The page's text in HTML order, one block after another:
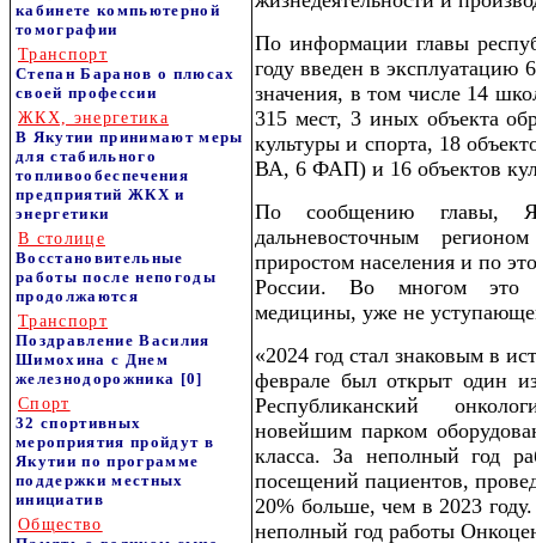
кабинете компьютерной
томографии
Транспорт
Степан Баранов о плюсах
своей профессии
ЖКХ, энергетика
В Якутии принимают меры
для стабильного
топливообеспечения
предприятий ЖКХ и
энергетики
В столице
Восстановительные
работы после непогоды
продолжаются
Транспорт
Поздравление Василия
Шимохина с Днем
железнодорожника [0]
Спорт
32 спортивных
мероприятия пройдут в
Якутии по программе
поддержки местных
инициатив
Общество
По информации главы
году введен в эксплуатацию
значения, в том числе 14
315 мест, 3 иных объекта
культуры и спорта, 18
ВА, 6 ФАП) и 16 объектов
По сообщению главы,
дальневосточным
приростом населения и по
России. Во многом это
медицины, уже не
«2024 год стал знаковым в
феврале был открыт один
Республиканский
новейшим парком
класса. За неполный год
посещений пациентов,
20% больше, чем в 2023
неполный год работы